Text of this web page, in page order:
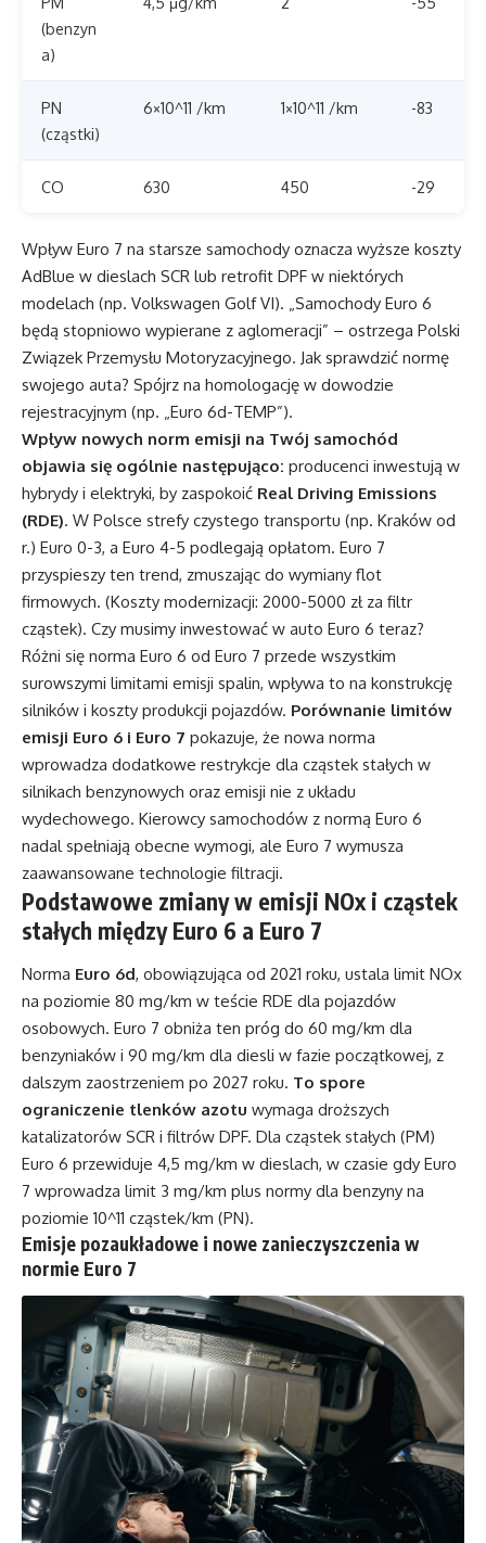
(benzyn
a)
PN
(cząstki)
6×10^11 /km 1×10^11 /km -83
CO 630 450 -29
Wpływ Euro 7 na starsze samochody oznacza wyższe koszty
AdBlue w dieslach SCR lub retrofit DPF w niektórych
modelach (np. Volkswagen Golf VI). „Samochody Euro 6
będą stopniowo wypierane z aglomeracji” – ostrzega Polski
Związek Przemysłu Motoryzacyjnego. Jak sprawdzić normę
swojego auta? Spójrz na homologację w dowodzie
rejestracyjnym (np. „Euro 6d-TEMP”).
Wpływ nowych norm emisji na Twój samochód
objawia się ogólnie następująco: producenci inwestują w
hybrydy i elektryki, by zaspokoić Real Driving Emissions
(RDE). W Polsce strefy czystego transportu (np. Kraków od
r.) Euro 0-3, a Euro 4-5 podlegają opłatom. Euro 7
przyspieszy ten trend, zmuszając do wymiany flot
firmowych. (Koszty modernizacji: 2000-5000 zł za filtr
cząstek). Czy musimy inwestować w auto Euro 6 teraz?
Różni się norma Euro 6 od Euro 7 przede wszystkim
surowszymi limitami emisji spalin, wpływa to na konstrukcję
silników i koszty produkcji pojazdów. Porównanie limitów
emisji Euro 6 i Euro 7 pokazuje, że nowa norma
wprowadza dodatkowe restrykcje dla cząstek stałych w
silnikach benzynowych oraz emisji nie z układu
wydechowego. Kierowcy samochodów z normą Euro 6
nadal spełniają obecne wymogi, ale Euro 7 wymusza
zaawansowane technologie filtracji.
Podstawowe zmiany w emisji NOx i cząstek
stałych między Euro 6 a Euro 7
Norma Euro 6d, obowiązująca od 2021 roku, ustala limit NOx
na poziomie 80 mg/km w teście RDE dla pojazdów
osobowych. Euro 7 obniża ten próg do 60 mg/km dla
benzyniaków i 90 mg/km dla diesli w fazie początkowej, z
dalszym zaostrzeniem po 2027 roku. To spore
ograniczenie tlenków azotu wymaga droższych
katalizatorów SCR i filtrów DPF. Dla cząstek stałych (PM)
Euro 6 przewiduje 4,5 mg/km w dieslach, w czasie gdy Euro
7 wprowadza limit 3 mg/km plus normy dla benzyny na
poziomie 10^11 cząstek/km (PN).
Emisje pozaukładowe i nowe zanieczyszczenia w
normie Euro 7